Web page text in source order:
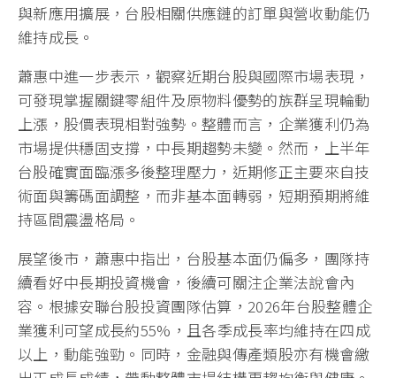
與新應用擴展，台股相關供應鏈的訂單與營收動能仍
維持成長。
蕭惠中進一步表示，觀察近期台股與國際市場表現，
可發現掌握關鍵零組件及原物料優勢的族群呈現輪動
上漲，股價表現相對強勢。整體而言，企業獲利仍為
市場提供穩固支撐，中長期趨勢未變。然而，上半年
台股確實面臨漲多後整理壓力，近期修正主要來自技
術面與籌碼面調整，而非基本面轉弱，短期預期將維
持區間震盪格局。
展望後市，蕭惠中指出，台股基本面仍偏多，團隊持
續看好中長期投資機會，後續可關注企業法說會內
容。根據安聯台股投資團隊估算，2026年台股整體企
業獲利可望成長約55%，且各季成長率均維持在四成
以上，動能強勁。同時，金融與傳產類股亦有機會繳